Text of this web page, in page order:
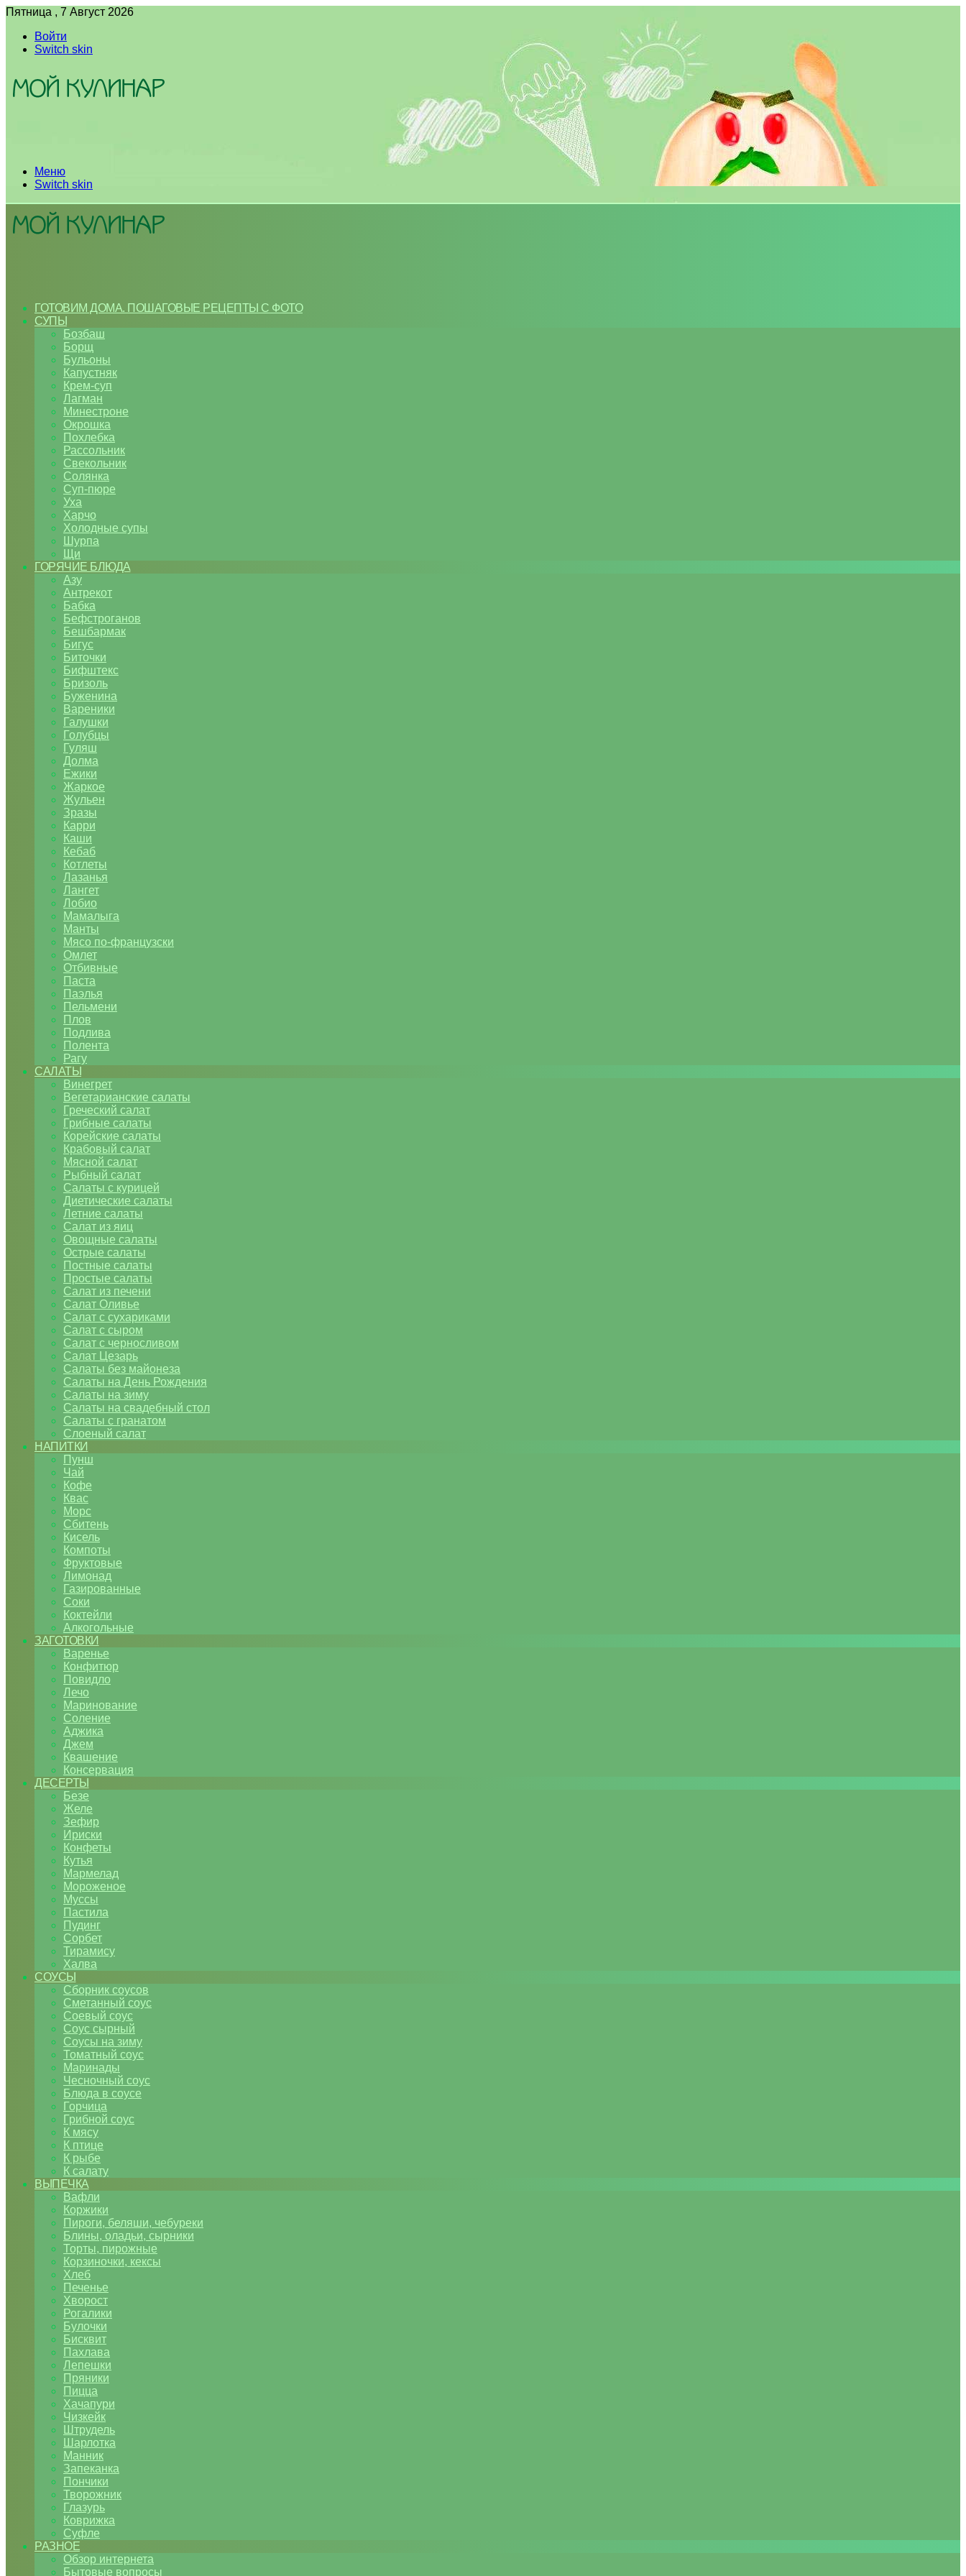
Пятница , 7 Август 2026
Войти
Switch skin
Меню
Switch skin
ГОТОВИМ ДОМА. ПОШАГОВЫЕ РЕЦЕПТЫ С ФОТО
СУПЫ
Бозбаш
Борщ
Бульоны
Капустняк
Крем-суп
Лагман
Минестроне
Окрошка
Похлебка
Рассольник
Свекольник
Солянка
Суп-пюре
Уха
Харчо
Холодные супы
Шурпа
Щи
ГОРЯЧИЕ БЛЮДА
Азу
Антрекот
Бабка
Бефстроганов
Бешбармак
Бигус
Биточки
Бифштекс
Бризоль
Буженина
Вареники
Галушки
Голубцы
Гуляш
Долма
Ежики
Жаркое
Жульен
Зразы
Карри
Каши
Кебаб
Котлеты
Лазанья
Лангет
Лобио
Мамалыга
Манты
Мясо по-французски
Омлет
Отбивные
Паста
Паэлья
Пельмени
Плов
Подлива
Полента
Рагу
САЛАТЫ
Винегрет
Вегетарианские салаты
Греческий салат
Грибные салаты
Корейские салаты
Крабовый салат
Мясной салат
Рыбный салат
Салаты с курицей
Диетические салаты
Летние салаты
Салат из яиц
Овощные салаты
Острые салаты
Постные салаты
Простые салаты
Салат из печени
Салат Оливье
Салат с сухариками
Салат с сыром
Салат с черносливом
Салат Цезарь
Салаты без майонеза
Салаты на День Рождения
Салаты на зиму
Салаты на свадебный стол
Салаты с гранатом
Слоеный салат
НАПИТКИ
Пунш
Чай
Кофе
Квас
Морс
Сбитень
Кисель
Компоты
Фруктовые
Лимонад
Газированные
Соки
Коктейли
Алкогольные
ЗАГОТОВКИ
Варенье
Конфитюр
Повидло
Лечо
Маринование
Соление
Аджика
Джем
Квашение
Консервация
ДЕСЕРТЫ
Безе
Желе
Зефир
Ириски
Конфеты
Кутья
Мармелад
Мороженое
Муссы
Пастила
Пудинг
Сорбет
Тирамису
Халва
СОУСЫ
Сборник соусов
Сметанный соус
Соевый соус
Соус сырный
Соусы на зиму
Томатный соус
Маринады
Чесночный соус
Блюда в соусе
Горчица
Грибной соус
К мясу
К птице
К рыбе
К салату
ВЫПЕЧКА
Вафли
Коржики
Пироги, беляши, чебуреки
Блины, оладьи, сырники
Торты, пирожные
Корзиночки, кексы
Хлеб
Печенье
Хворост
Рогалики
Булочки
Бисквит
Пахлава
Лепешки
Пряники
Пицца
Хачапури
Чизкейк
Штрудель
Шарлотка
Манник
Запеканка
Пончики
Творожник
Глазурь
Коврижка
Суфле
РАЗНОЕ
Обзор интернета
Бытовые вопросы